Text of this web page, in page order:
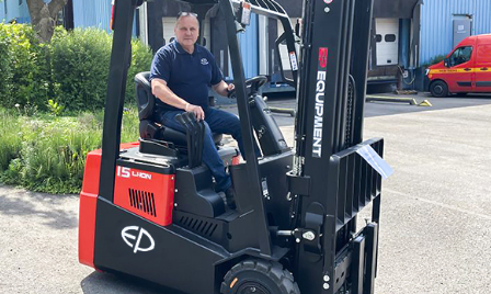
Ваше имя
Номер телефона
+7
Ваш email
Оставьте заявку, наши специалисты свяжутся с вами
и ответят на все вопросы
специалиста?